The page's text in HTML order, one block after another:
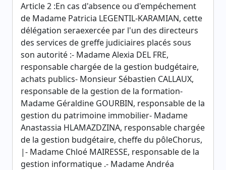
Article 2 :En cas d'absence ou d'empéchement
de Madame Patricia LEGENTIL-KARAMIAN, cette
délégation seraexercée par l'un des directeurs
des services de greffe judiciaires placés sous
son autorité :- Madame Alexia DEL FRE,
responsable chargée de la gestion budgétaire,
achats publics- Monsieur Sébastien CALLAUX,
responsable de la gestion de la formation-
Madame Géraldine GOURBIN, responsable de la
gestion du patrimoine immobilier- Madame
Anastassia HLAMAZDZINA, responsable chargée
de la gestion budgétaire, cheffe du pôleChorus,
|- Madame Chloé MAIRESSE, responsable de la
gestion informatique .- Madame Andréa